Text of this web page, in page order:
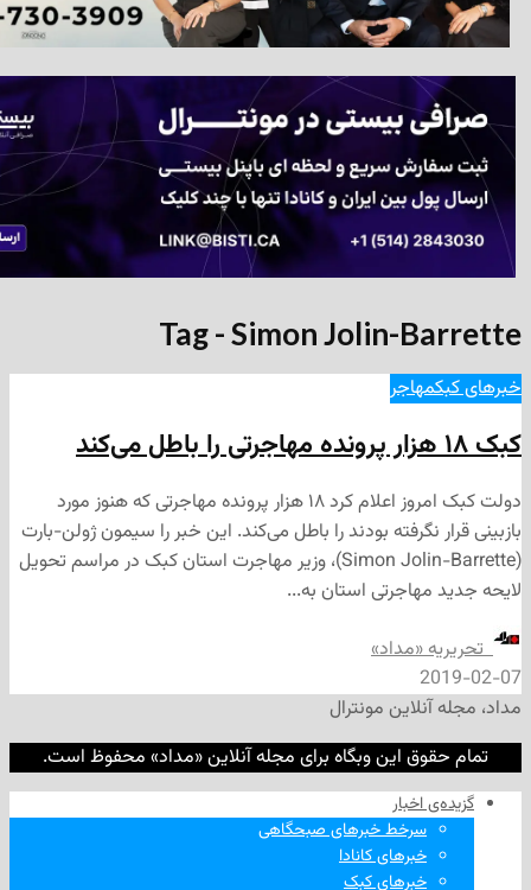
Tag - Simon Jolin-
مهاجر
دولت کبک امروز اعلام کرد ۱۸ هزار پرونده مهاجرتی که هنوز مورد
نگرفته بودند را باطل می‌کند. این خبر را سیمون ژولن-بارت
(Simon Jolin-Barrette)، وزیر مهاجرت استان کبک در مراسم تحویل
استان به...
«مداد»
مونترال
این وبگاه برای مجله آنلاین «مداد» محفوظ است.
اخبار
سرخط خبرهای صبحگاهی
خبرهای کانادا
خبرهای کبک